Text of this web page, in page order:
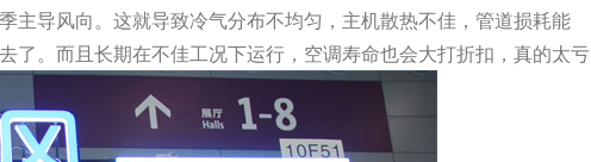
主导风向。这就导致冷气分布不均匀，主机散热不佳，管道损耗能
了。而且长期在不佳工况下运行，空调寿命也会大打折扣，真的太亏